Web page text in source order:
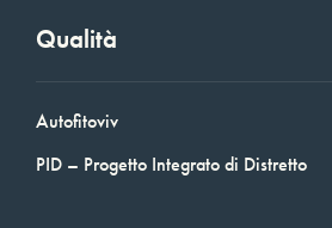
Qualità
Autofitoviv
PID – Progetto Integrato di Distretto